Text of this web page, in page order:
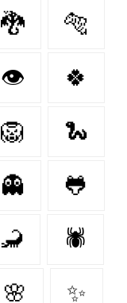
🐉 🐅
👁 🍀
🦁 🐍
👻 🐸
🦂 🕷
🌸 ✨